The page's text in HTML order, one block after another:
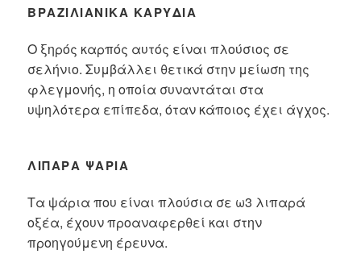
ΒΡΑΖΙΛΙΆΝΙΚΑ ΚΑΡΎΔΙΑ
Ο ξηρός καρπός αυτός είναι πλούσιος σε
σελήνιο. Συμβάλλει θετικά στην μείωση της
φλεγμονής, η οποία συναντάται στα
υψηλότερα επίπεδα, όταν κάποιος έχει άγχος.
ΛΙΠΑΡΆ ΨΆΡΙΑ
Τα ψάρια που είναι πλούσια σε ω3 λιπαρά
οξέα, έχουν προαναφερθεί και στην
προηγούμενη έρευνα.